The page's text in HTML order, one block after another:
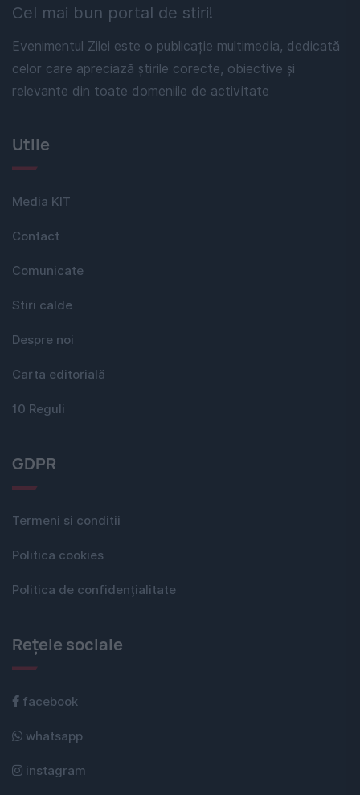
Cel mai bun portal de stiri!
Evenimentul Zilei este o publicație multimedia, dedicată
celor care apreciază știrile corecte, obiective și
relevante din toate domeniile de activitate
Utile
Media KIT
Contact
Comunicate
Stiri calde
Despre noi
Carta editorială
10 Reguli
GDPR
Termeni si conditii
Politica cookies
Politica de confidențialitate
Rețele sociale
facebook
whatsapp
instagram